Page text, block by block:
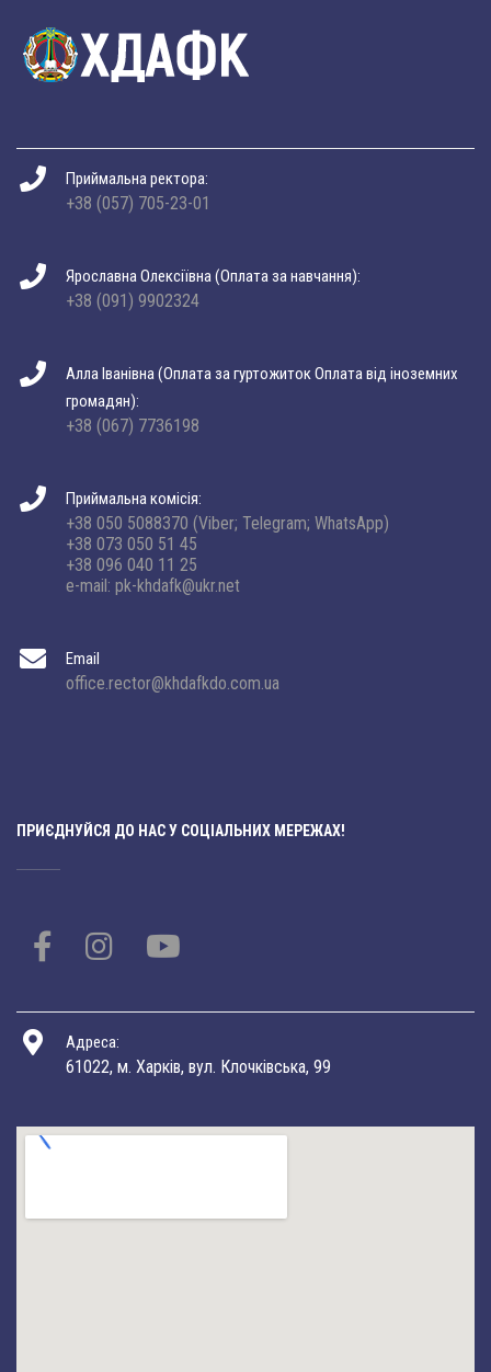
Приймальна ректора:
+38 (057) 705-23-01
Ярославна Олексіївна (Оплата за навчання):
+38 (091) 9902324
Алла Іванівна (Оплата за гуртожиток Оплата від іноземних
громадян):
+38 (067) 7736198
Приймальна комісія:
+38 050 5088370 (Viber; Telegram; WhatsApp)
+38 073 050 51 45
+38 096 040 11 25
e-mail: pk-khdafk@ukr.net
Email
office.rector@khdafkdo.com.ua
ПРИЄДНУЙСЯ ДО НАС У СОЦІАЛЬНИХ МЕРЕЖАХ!
Адреса:
61022, м. Харків, вул. Клочківська, 99